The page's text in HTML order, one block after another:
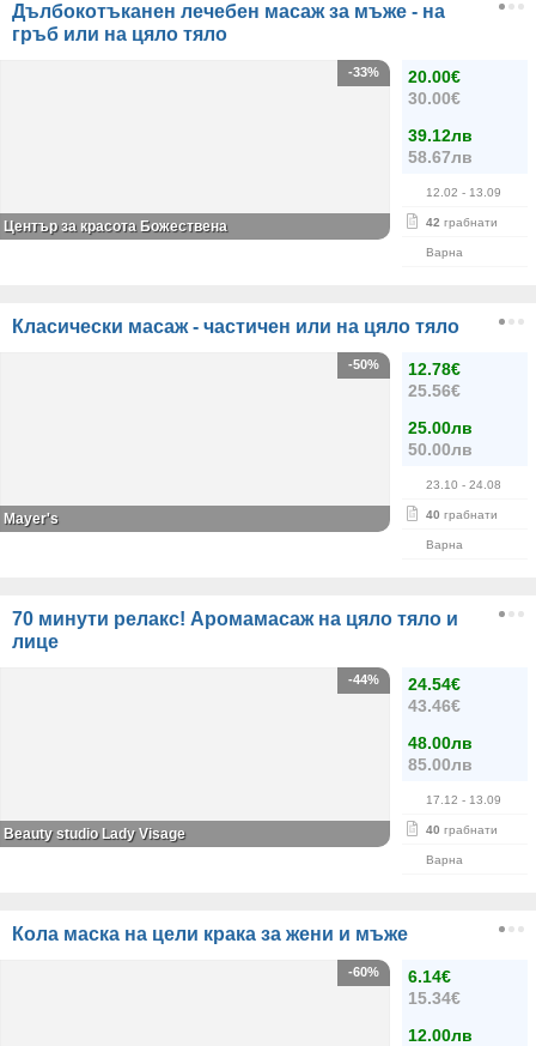
Дълбокотъканен лечебен масаж за мъже - на
гръб или на цяло тяло
20.00€
30.00€
39.12лв
58.67лв
12.02 - 13.09
42 грабнати
Варна
-33%
Център за красота Божествена
Класически масаж - частичен или на цяло тяло
12.78€
25.56€
25.00лв
50.00лв
23.10 - 24.08
40 грабнати
Варна
-50%
Mayer's
70 минути релакс! Аромамасаж на цяло тяло и
лице
24.54€
43.46€
48.00лв
85.00лв
17.12 - 13.09
40 грабнати
Варна
-44%
Beauty studio Lady Visage
Кола маска на цели крака за жени и мъже
6.14€
15.34€
12.00лв
-60%